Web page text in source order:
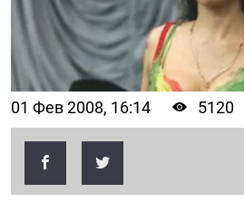
01 Фев 2008, 16:14 5120